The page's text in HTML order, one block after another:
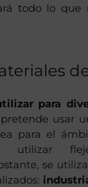
todo lo que
para
usar
para el
utilizar
se